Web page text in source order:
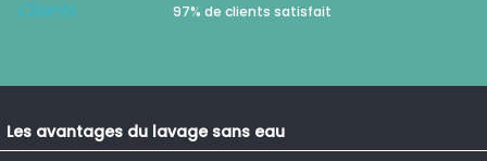
97% de clients satisfait
Les avantages du lavage sans eau